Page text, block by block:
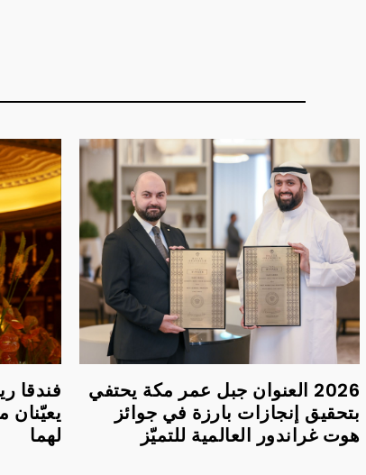
2026 العنوان جبل عمر مكة يحتفي
بتحقيق إنجازات بارزة في جوائز
هوت غراندور العالمية للتميّز
فندقا
يعيّنان
لهما